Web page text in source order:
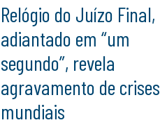
Relógio do Juízo Final,
adiantado em “um
segundo”, revela
agravamento de crises
mundiais